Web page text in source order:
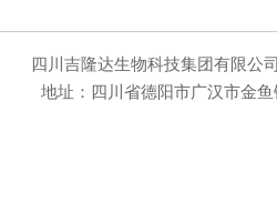
四川吉隆达生物科技集团有限公司
地址：四川省德阳市广汉市金